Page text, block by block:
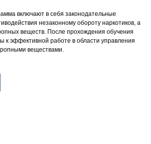
включают в себя законодательные
незаконному обороту наркотиков, а
веществ. После прохождения обучения
к эффективной работе в области управления
веществами.